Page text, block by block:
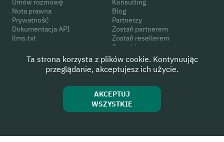
Umów rozmowę
Nota prawna
Prywatność
Dokumentacja API
llms.txt
Konsulting
Blog
Partnerzy
Zostań partnerem
Zostań resellerem
Crunchbase
Obserwuj nas
TikTok
Oceń nas
G2
Capterra
WIX App Market
Ta strona korzysta z plików cookie. Kontynuując
przeglądanie, akceptujesz ich użycie.
AKCEPTUJ
WSZYSTKIE